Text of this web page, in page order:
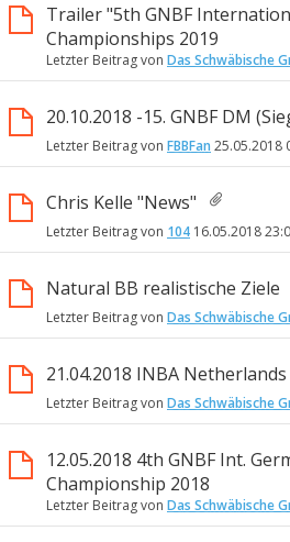
Trailer "5th GNBF
Championships 2019
Letzter Beitrag von Das Schwäbische
20.10.2018 -15. GNBF DM
Letzter Beitrag von FBBFan 25.05.2018
Chris Kelle "News"
Letzter Beitrag von 104 16.05.2018
Natural BB realistische Ziele
Letzter Beitrag von Das Schwäbische
21.04.2018 INBA Netherlands
Letzter Beitrag von Das Schwäbische
12.05.2018 4th GNBF Int.
Championship 2018
Letzter Beitrag von Das Schwäbische